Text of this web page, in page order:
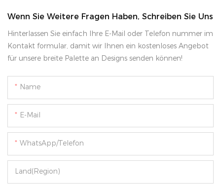
Wenn Sie Weitere Fragen Haben, Schreiben Sie Uns
Hinterlassen Sie einfach Ihre E-Mail oder Telefon nummer im
Kontakt formular, damit wir Ihnen ein kostenloses Angebot
für unsere breite Palette an Designs senden können!
Name
E-Mail
WhatsApp/Telefon
Land(Region)